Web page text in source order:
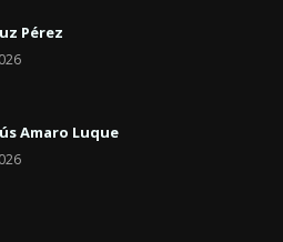
Pérez
Amaro Luque